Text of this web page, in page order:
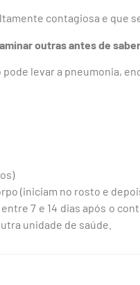
contagiosa e que
outras antes de
pode levar a pneumonia,
(iniciam no rosto e
7 e 14 dias após o
unidade de saúde.